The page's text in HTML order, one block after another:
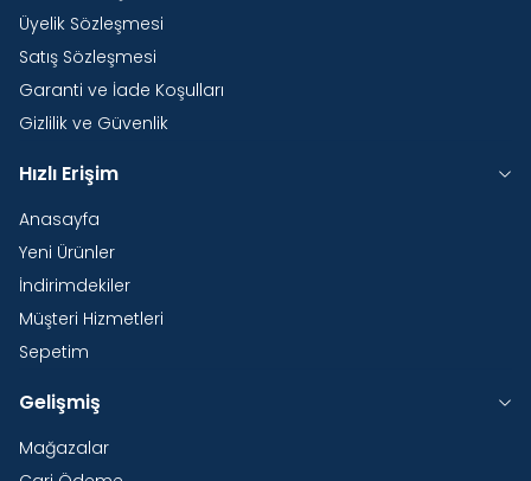
Üyelik Sözleşmesi
Satış Sözleşmesi
Garanti ve İade Koşulları
Gizlilik ve Güvenlik
Hızlı Erişim
Anasayfa
Yeni Ürünler
İndirimdekiler
Müşteri Hizmetleri
Sepetim
Gelişmiş
Mağazalar